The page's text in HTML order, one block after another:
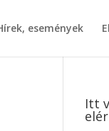
események
Itt